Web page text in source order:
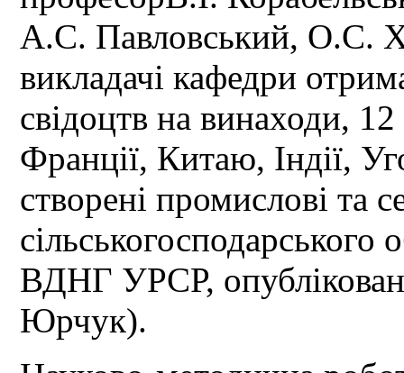
А.С. Павловський, О.С.
викладачі кафедри
свідоцтв на винаходи,
Франції, Китаю, Індії,
створені промислові та
сільськогосподарського
ВДНГ УРСР,
Юрчук).